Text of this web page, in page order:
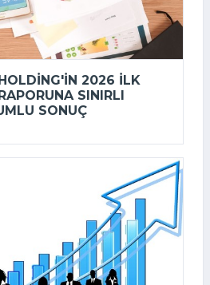
2026 ILK
SINIRLI
SONUÇ